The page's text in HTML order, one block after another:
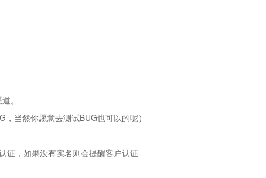
。
当然你愿意去测试BUG也可以的呢）
证，如果没有实名则会提醒客户认证